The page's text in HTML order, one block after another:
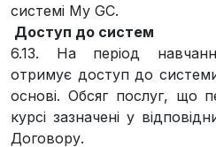
системі My GC.
Доступ до систем
6.13. На період
отримує доступ до
основі. Обсяг послуг, що
курсі зазначені у
Договору.